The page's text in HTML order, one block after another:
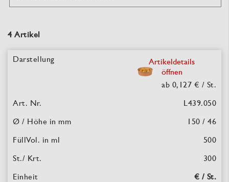
4 Artikel
Artikeldetails
öffnen
ab 0,127 € / St.
L439.050
150 / 46
500
300
€ / St.